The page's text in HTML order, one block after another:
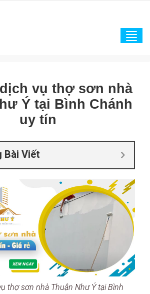
vụ thợ sơn nhà
Ý tại Bình Chánh
uy tín
Bài Viết
thợ sơn nhà Thuận Như Ý tại Bình